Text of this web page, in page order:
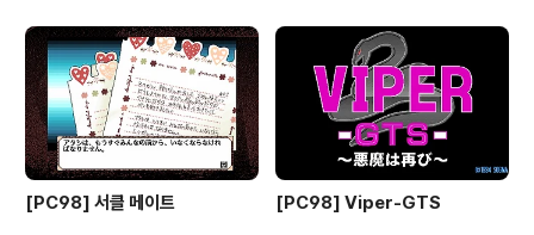
[PC98] 서클 메이트 [PC98] Viper-GTS